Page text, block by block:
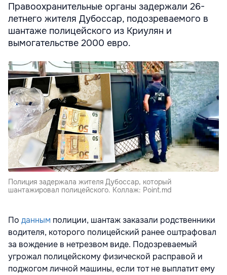
Правоохранительные органы задержали 26-
летнего жителя Дубоссар, подозреваемого в
шантаже полицейского из Криулян и
вымогательстве 2000 евро.
Полиция задержала жителя Дубоссар, который
шантажировал полицейского. Коллаж: Point.md
По данным полиции, шантаж заказали родственники
водителя, которого полицейский ранее оштрафовал
за вождение в нетрезвом виде. Подозреваемый
угрожал полицейскому физической расправой и
поджогом личной машины, если тот не выплатит ему